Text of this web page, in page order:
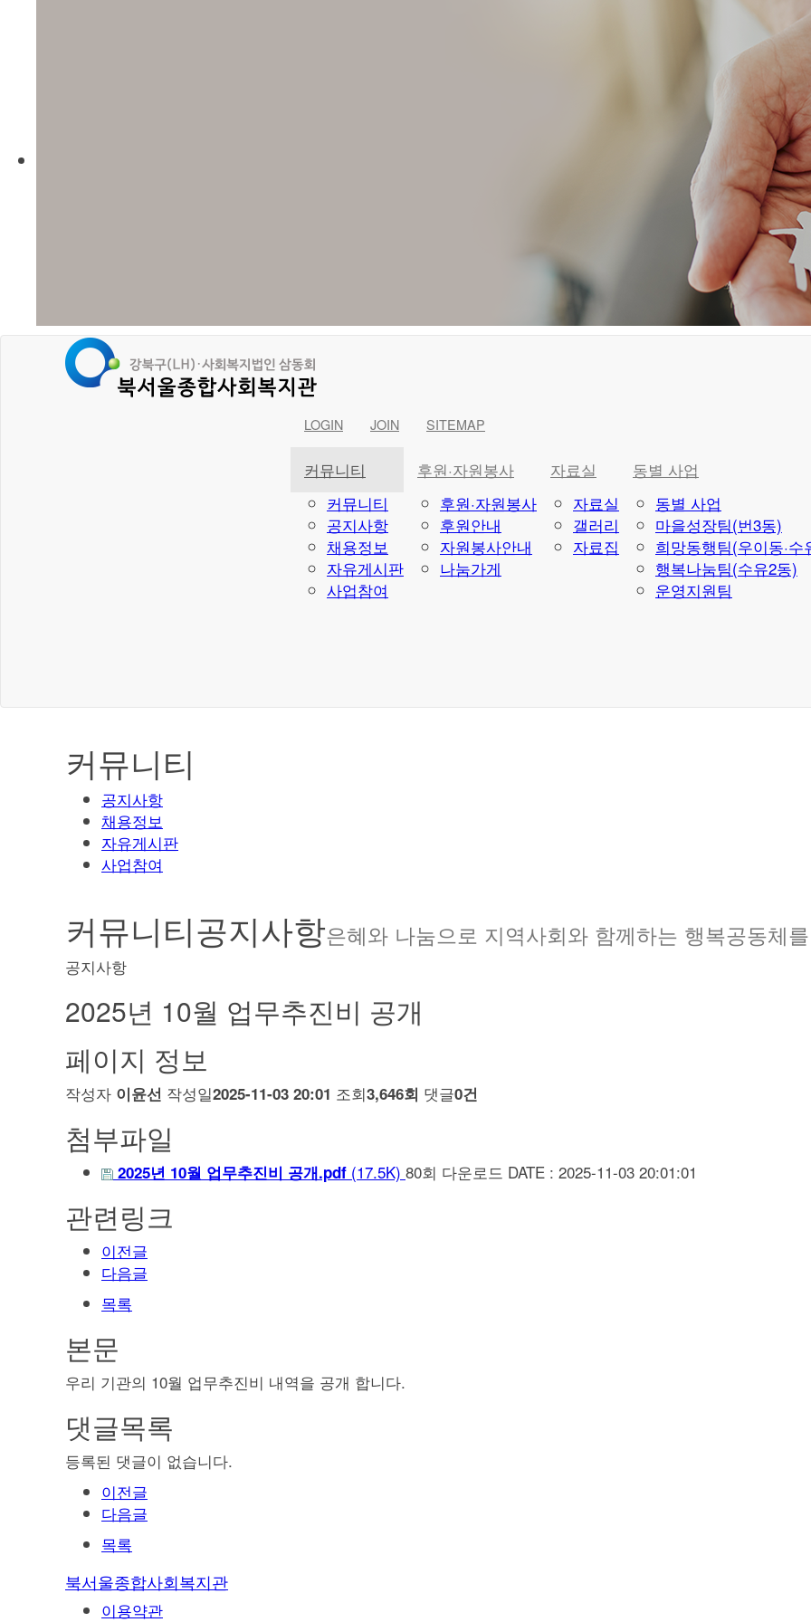
LOGIN JOIN SITEMAP
커뮤니티
커뮤니티
공지사항
채용정보
자유게시판
사업참여
후원·자원봉사
후원·자원봉사
후원안내
자원봉사안내
나눔가게
자료실
자료실
갤러리
자료집
동별 사업
동별 사업
마을성장팀(번3동)
희망동행팀(우이동·수
행복나눔팀(수유2동)
운영지원팀
커뮤니티
공지사항
채용정보
자유게시판
사업참여
커뮤니티공지사항은혜와 나눔으로 지역사회와 함께하는 행복공동체
공지사항
2025년 10월 업무추진비 공개
페이지 정보
작성자 이윤선 작성일2025-11-03 20:01 조회3,646회 댓글0건
첨부파일
2025년 10월 업무추진비 공개.pdf (17.5K) 80회 다운로드 DATE : 2025-11-03 20:01:01
관련링크
이전글
다음글
목록
본문
우리 기관의 10월 업무추진비 내역을 공개 합니다.
댓글목록
등록된 댓글이 없습니다.
이전글
다음글
목록
북서울종합사회복지관
이용약관